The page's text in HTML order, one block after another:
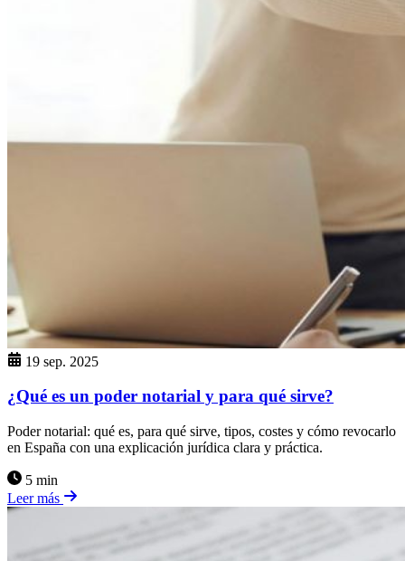
19 sep. 2025
¿Qué es un poder notarial y para qué sirve?
Poder notarial: qué es, para qué sirve, tipos, costes y cómo revocarlo
en España con una explicación jurídica clara y práctica.
5 min
Leer más